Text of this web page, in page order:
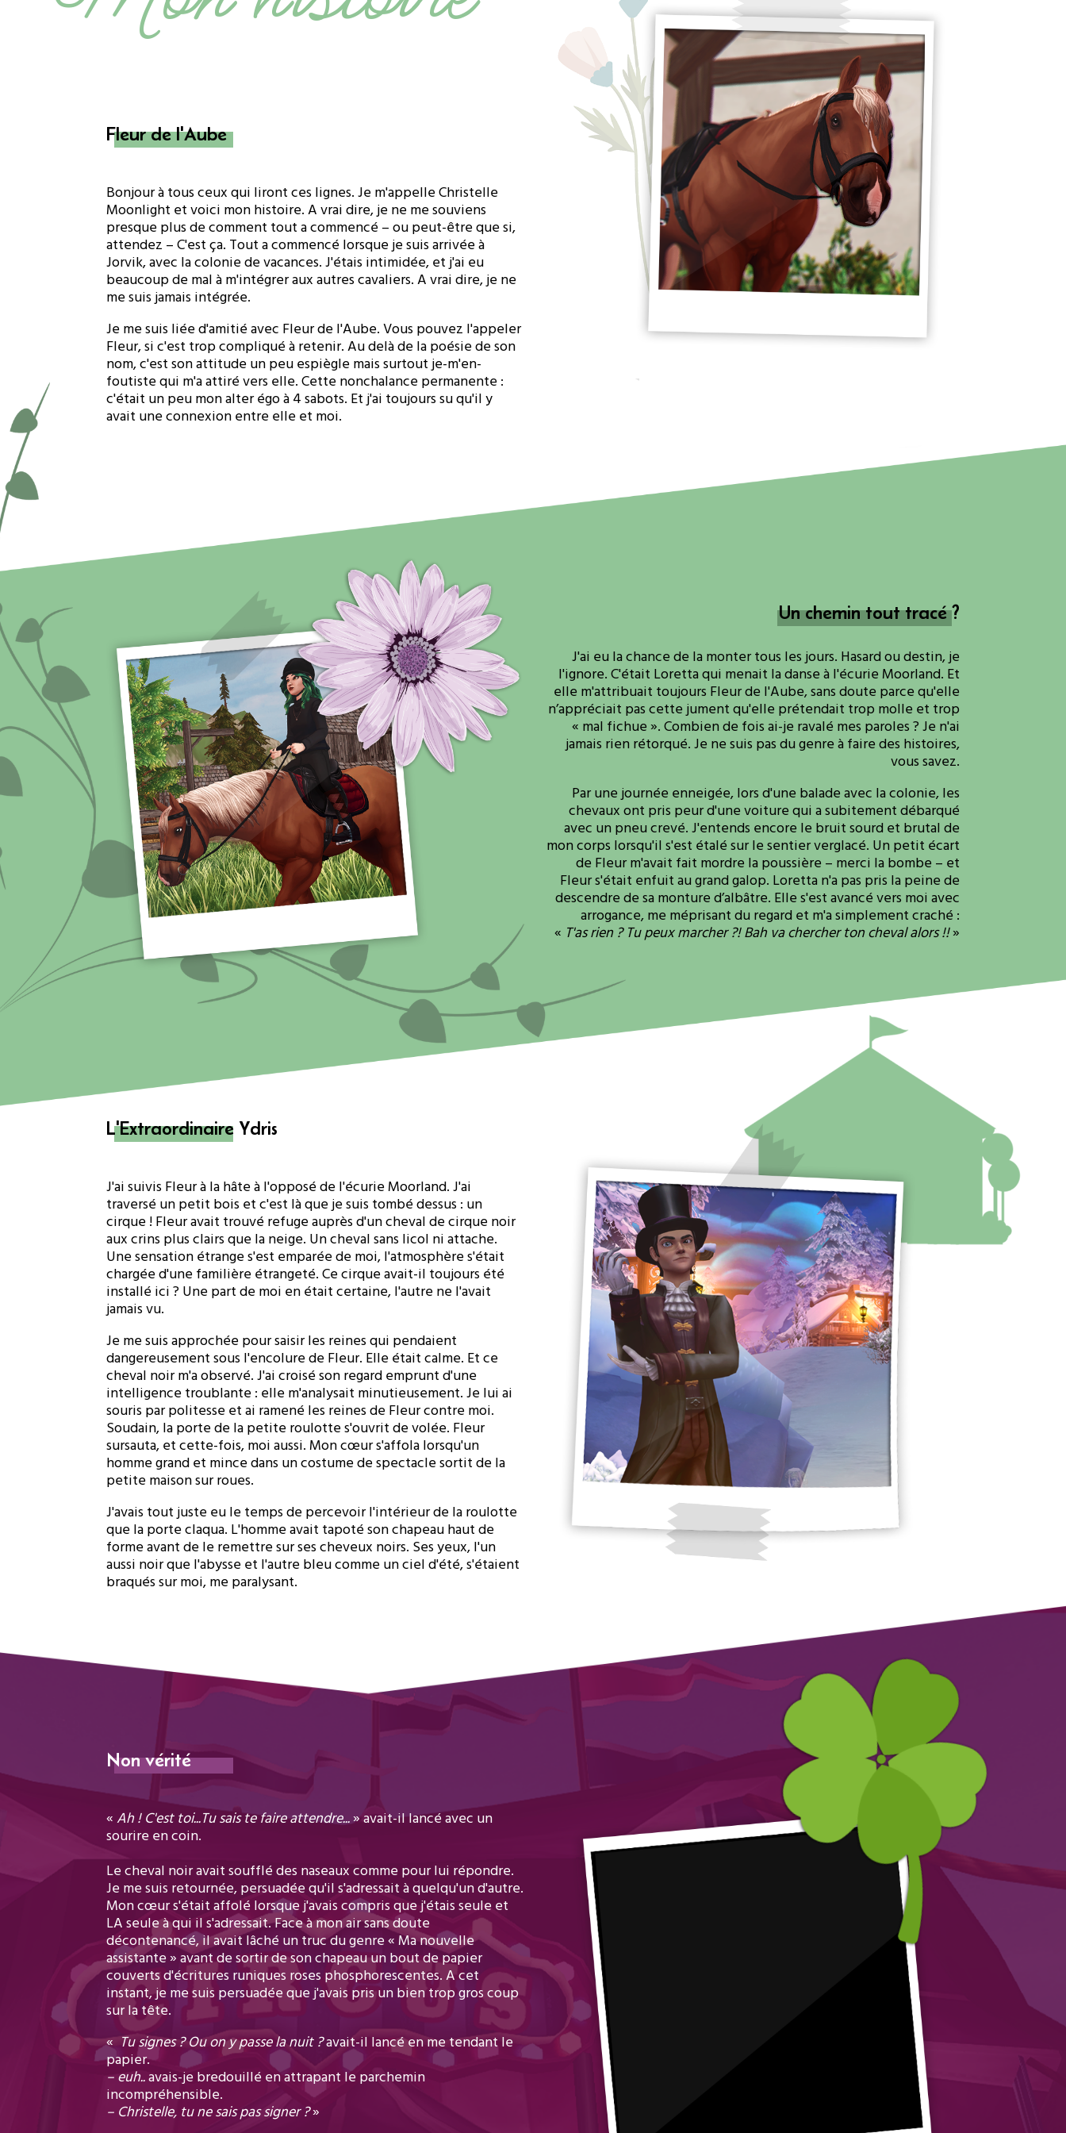
Fleur de l'Aube
Bonjour à tous ceux qui liront ces lignes. Je m'appelle Christelle
Moonlight et voici mon histoire. A vrai dire, je ne me souviens
presque plus de comment tout a commencé – ou peut-être que si,
attendez – C'est ça. Tout a commencé lorsque je suis arrivée à
Jorvik, avec la colonie de vacances. J'étais intimidée, et j'ai eu
beaucoup de mal à m'intégrer aux autres cavaliers. A vrai dire, je ne
me suis jamais intégrée.
Je me suis liée d'amitié avec Fleur de l'Aube. Vous pouvez l'appeler
Fleur, si c'est trop compliqué à retenir. Au delà de la poésie de son
nom, c'est son attitude un peu espiègle mais surtout je-m'en-
foutiste qui m'a attiré vers elle. Cette nonchalance permanente :
c'était un peu mon alter égo à 4 sabots. Et j'ai toujours su qu'il y
avait une connexion entre elle et moi.
Un chemin tout tracé ?
J'ai eu la chance de la monter tous les jours. Hasard ou destin, je
l'ignore. C'était Loretta qui menait la danse à l'écurie Moorland. Et
elle m'attribuait toujours Fleur de l'Aube, sans doute parce qu'elle
n’appréciait pas cette jument qu'elle prétendait trop molle et trop
« mal fichue ». Combien de fois ai-je ravalé mes paroles ? Je n'ai
jamais rien rétorqué. Je ne suis pas du genre à faire des histoires,
vous savez.
Par une journée enneigée, lors d'une balade avec la colonie, les
chevaux ont pris peur d'une voiture qui a subitement débarqué
avec un pneu crevé. J'entends encore le bruit sourd et brutal de
mon corps lorsqu'il s'est étalé sur le sentier verglacé. Un petit écart
de Fleur m'avait fait mordre la poussière – merci la bombe – et
Fleur s'était enfuit au grand galop. Loretta n'a pas pris la peine de
descendre de sa monture d’albâtre. Elle s'est avancé vers moi avec
arrogance, me méprisant du regard et m'a simplement craché :
« T'as rien ? Tu peux marcher ?! Bah va chercher ton cheval alors !!»
L'Extraordinaire Ydris
J'ai suivis Fleur à la hâte à l'opposé de l'écurie Moorland. J'ai
traversé un petit bois et c'est là que je suis tombé dessus : un
cirque ! Fleur avait trouvé refuge auprès d'un cheval de cirque noir
aux crins plus clairs que la neige. Un cheval sans licol ni attache.
Une sensation étrange s'est emparée de moi, l'atmosphère s'était
chargée d'une familière étrangeté. Ce cirque avait-il toujours été
installé ici ? Une part de moi en était certaine, l'autre ne l'avait
jamais vu.
Je me suis approchée pour saisir les reines qui pendaient
dangereusement sous l'encolure de Fleur. Elle était calme. Et ce
cheval noir m'a observé. J'ai croisé son regard emprunt d'une
intelligence troublante : elle m'analysait minutieusement. Je lui ai
souris par politesse et ai ramené les reines de Fleur contre moi.
Soudain, la porte de la petite roulotte s'ouvrit de volée. Fleur
sursauta, et cette-fois, moi aussi. Mon cœur s'affola lorsqu'un
homme grand et mince dans un costume de spectacle sortit de la
petite maison sur roues.
J'avais tout juste eu le temps de percevoir l'intérieur de la roulotte
que la porte claqua. L'homme avait tapoté son chapeau haut de
forme avant de le remettre sur ses cheveux noirs. Ses yeux, l'un
aussi noir que l'abysse et l'autre bleu comme un ciel d'été, s'étaient
braqués sur moi, me paralysant.
Non vérité
«Ah ! C'est toi...Tu sais te faire attendre...» avait-il lancé avec un
sourire en coin.
Le cheval noir avait soufflé des naseaux comme pour lui répondre.
Je me suis retournée, persuadée qu'il s'adressait à quelqu'un d'autre.
Mon cœur s'était affolé lorsque j'avais compris que j'étais seule et
LA seule à qui il s'adressait. Face à mon air sans doute
décontenancé, il avait lâché un truc du genre « Ma nouvelle
assistante » avant de sortir de son chapeau un bout de papier
couverts d'écritures runiques roses phosphorescentes. A cet
instant, je me suis persuadée que j'avais pris un bien trop gros coup
sur la tête.
«Tu signes ? Ou on y passe la nuit ?avait-il lancé en me tendant le
papier.
– euh..avais-je bredouillé en attrapant le parchemin
incompréhensible.
– Christelle, tu ne sais pas signer ?»